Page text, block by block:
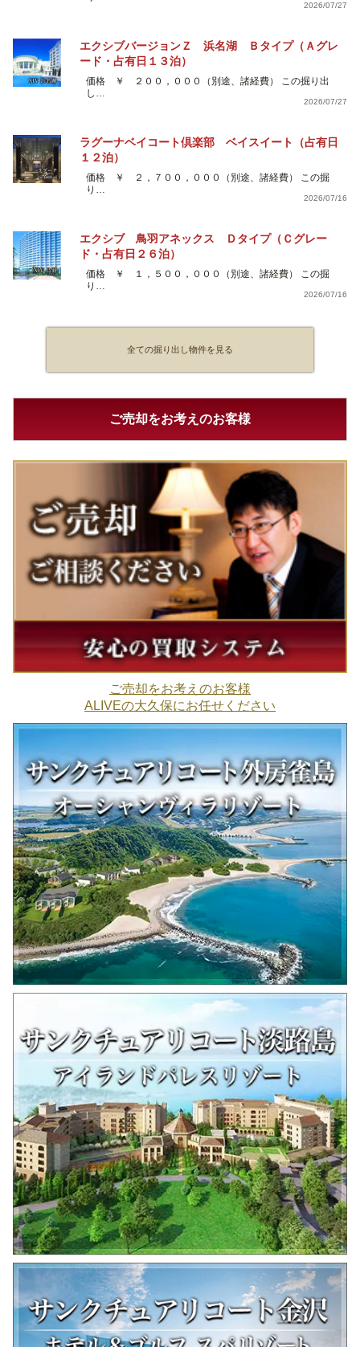
2026/07/27
エクシブバージョンＺ 浜名湖 Ｂタイプ（Ａグレ
ード・占有日１３泊）
価格 ￥ ２００，０００（別途、諸経費） この掘り出
し…
2026/07/27
ラグーナベイコート倶楽部 ベイスイート（占有日
１２泊）
価格 ￥ ２，７００，０００（別途、諸経費） この掘
り…
2026/07/16
エクシブ 鳥羽アネックス Ｄタイプ（Ｃグレー
ド・占有日２６泊）
価格 ￥ １，５００，０００（別途、諸経費） この掘
り…
2026/07/16
全ての掘り出し物件を見る
ご売却をお考えのお客様
ご売却をお考えのお客様
ALIVEの大久保にお任せください